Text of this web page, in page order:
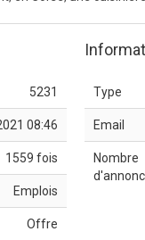
5231
08:46
1559 fois
Emplois
Offre
Type
Email
Nombre